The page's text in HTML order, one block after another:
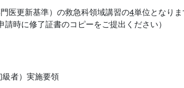
医更新基準）の救急科領域講習の4単位となりま
請時に修了証書のコピーをご提出ください）
者）実施要領